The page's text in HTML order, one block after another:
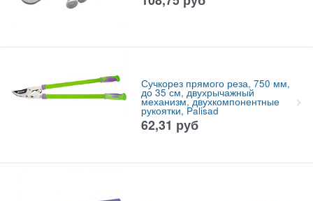
Сучкорез прямого реза, 750 мм,
до 35 см, двухрычажный
механизм, двухкомпонентные
рукоятки, Palisad
62,31 руб